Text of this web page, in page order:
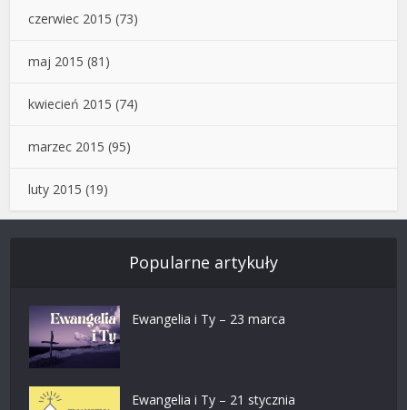
czerwiec 2015 (73)
maj 2015 (81)
kwiecień 2015 (74)
marzec 2015 (95)
luty 2015 (19)
Popularne artykuły
Ewangelia i Ty – 23 marca
Ewangelia i Ty – 21 stycznia